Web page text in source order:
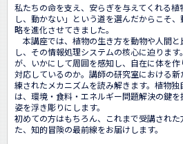
私たちの命を支え、安らぎを与えてくれる
し、動かない」という道を選んだからこそ
略を進化させてきました。
本講座では、植物の生き方を動物や人間
し、その情報処理システムの核心に迫りま
が、いかにして周囲を感知し、自在に体を
対応しているのか。講師の研究室における
練されたメカニズムを読み解きます。植物
は、環境・食料・エネルギー問題解決の鍵
姿を浮き彫りにします。
初めての方はもちろん、これまで受講され
た、知的冒険の最前線をお届けします。